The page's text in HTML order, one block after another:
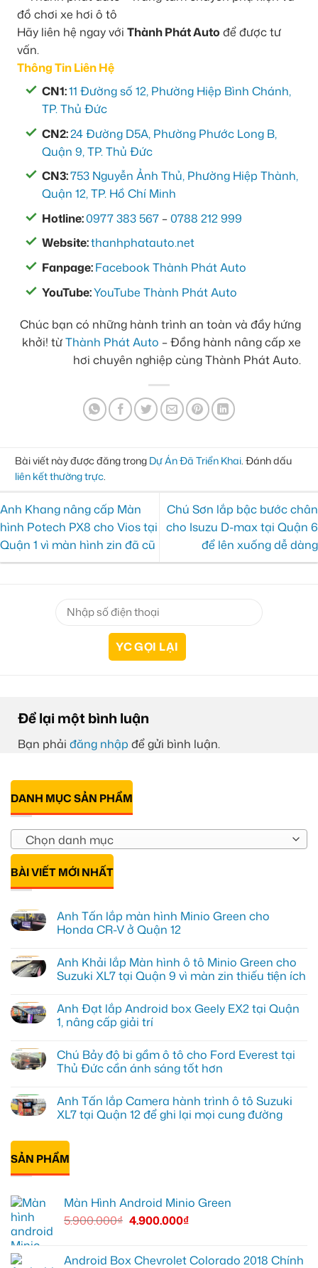
Hãy liên hệ ngay với Thành Phát Auto để được tư
vấn.
Thông Tin Liên Hệ
CN1:11 Đường số 12, Phường Hiệp Bình Chánh,
TP. Thủ Đức
CN2:24 Đường D5A, Phường Phước Long B,
Quận 9, TP. Thủ Đức
CN3:753 Nguyễn Ảnh Thủ, Phường Hiệp Thành,
Quận 12, TP. Hồ Chí Minh
Hotline:0977 383 567 –0788 212 999
Website:thanhphatauto.net
Fanpage:Facebook Thành Phát Auto
YouTube:YouTube Thành Phát Auto
Chúc bạn có những hành trình an toàn và đầy hứng
khởi! từThành Phát Auto – Đồng hành nâng cấp xe
hơi chuyên nghiệp cùng Thành Phát Auto.
Bài viết này được đăng trong Dự Án Đã Triển Khai. Đánh dấu
liên kết thường trực.
Anh Khang nâng cấp Màn
hình Potech PX8 cho Vios tại
Quận 1 vì màn hình zin đã cũ
Chú Sơn lắp bậc bước chân
cho Isuzu D-max tại Quận 6
để lên xuống dễ dàng
Để lại một bình luận
Bạn phải đăng nhập để gửi bình luận.
DANH MỤC SẢN PHẨM
Chọn danh mục
BÀI VIẾT MỚI NHẤT
Anh Tấn lắp màn hình Minio Green cho
Honda CR-V ở Quận 12
bình
luận
ở
lắp
màn
hình
cho
Honda
CR-
Quận
12
Anh Khải lắp Màn hình ô tô Minio Green cho
Suzuki XL7 tại Quận 9 vì màn zin thiếu tiện ích
bình
luận
ở
lắp
Màn
hình
Minio
Green
cho
Quận
9
vì
thiếu
ích
Anh Đạt lắp Android box Geely EX2 tại Quận
1, nâng cấp giải trí
bình
luận
ở
lắp
Android
box
Quận
1,
nâng
Chú Bảy độ bi gầm ô tô cho Ford Everest tại
Thủ Đức cần ánh sáng tốt hơn
bình
luận
ở
bi
gầm
ô
Ford
tại
ánh
Anh Tấn lắp Camera hành trình ô tô Suzuki
XL7 tại Quận 12 để ghi lại mọi cung đường
có
luận
ở
Anh
Camera
trình
XL7
SẢN PHẨM
Màn Hình Android Minio Green
5.900.000₫ 4.900.000₫
Android Box Chevrolet Colorado 2018 Chính